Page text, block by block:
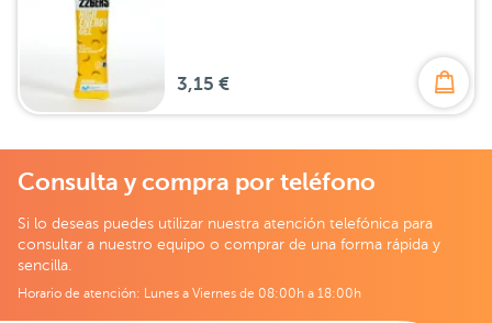
3,15 €
Consulta y compra por teléfono
Si lo deseas puedes utilizar nuestra atención telefónica para
consultar a nuestro equipo o comprar de una forma rápida y
sencilla.
Horario de atención: Lunes a Viernes de 08:00h a 18:00h